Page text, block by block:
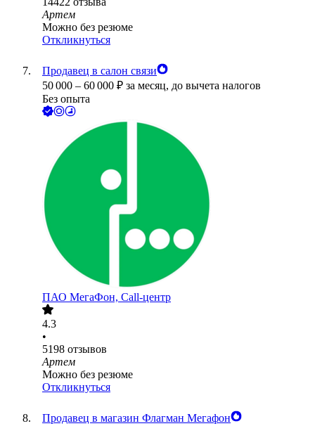
Артем
Можно без резюме
Откликнуться
Продавец в салон связи
50 000 – 60 000 ₽ за месяц, до вычета налогов
Без опыта
ПАО МегаФон, Call-центр
4.3
•
5198 отзывов
Артем
Можно без резюме
Откликнуться
Продавец в магазин Флагман Мегафон